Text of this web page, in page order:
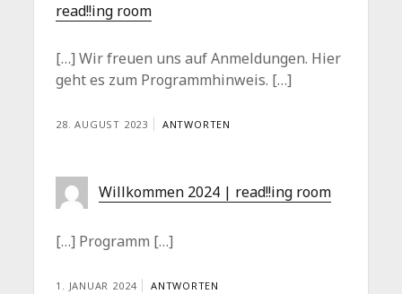
read!!ing room
[…] Wir freuen uns auf Anmeldungen. Hier
geht es zum Programmhinweis. […]
28. AUGUST 2023 ANTWORTEN
Willkommen 2024 | read!!ing room
[…] Programm […]
1. JANUAR 2024 ANTWORTEN